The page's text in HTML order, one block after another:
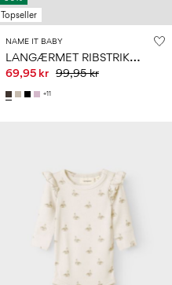
Topseller
NAME IT BABY
L
ANGÆRMET RIBSTRIKKET BODYSTOCKING
69,95 kr 99,95 kr
+11